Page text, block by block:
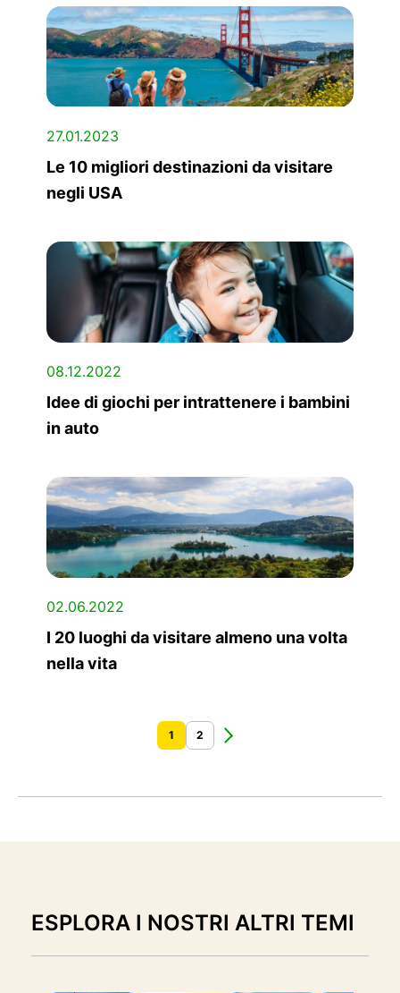
27.01.2023
Le 10 migliori destinazioni da visitare
negli USA
08.12.2022
Idee di giochi per intrattenere i bambini
in auto
02.06.2022
I 20 luoghi da visitare almeno una volta
nella vita
1 2
ESPLORA I NOSTRI ALTRI TEMI